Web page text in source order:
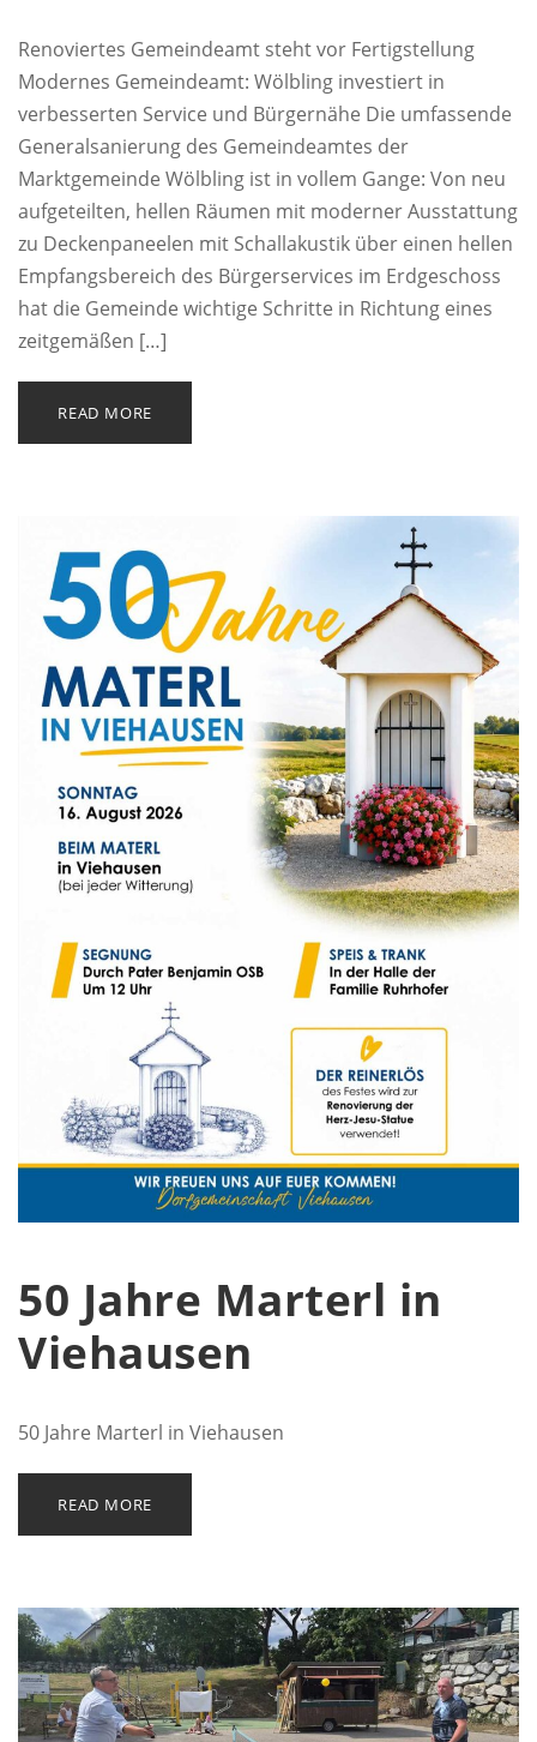
Renoviertes Gemeindeamt steht vor Fertigstellung
Modernes Gemeindeamt: Wölbling investiert in
verbesserten Service und Bürgernähe Die umfassende
Generalsanierung des Gemeindeamtes der
Marktgemeinde Wölbling ist in vollem Gange: Von neu
aufgeteilten, hellen Räumen mit moderner Ausstattung
zu Deckenpaneelen mit Schallakustik über einen hellen
Empfangsbereich des Bürgerservices im Erdgeschoss
hat die Gemeinde wichtige Schritte in Richtung eines
zeitgemäßen […]
READ MORE
50 Jahre Marterl in
Viehausen
50 Jahre Marterl in Viehausen
READ MORE